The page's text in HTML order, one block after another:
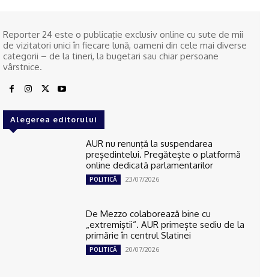
Reporter 24 este o publicaţie exclusiv online cu sute de mii
de vizitatori unici în fiecare lună, oameni din cele mai diverse
categorii – de la tineri, la bugetari sau chiar persoane
vârstnice.
Alegerea editorului
AUR nu renunţă la suspendarea
președintelui. Pregătește o platformă
online dedicată parlamentarilor
POLITICĂ 23/07/2026
De Mezzo colaborează bine cu
„extremiştii“. AUR primește sediu de la
primărie în centrul Slatinei
POLITICĂ 20/07/2026